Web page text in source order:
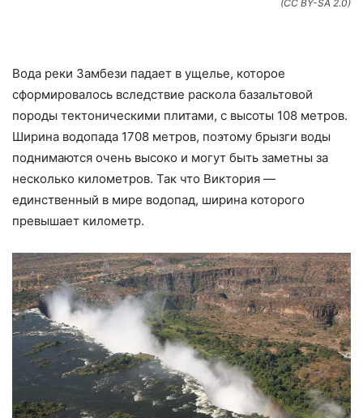
(CC BY-SA 2.0)
Вода реки Замбези падает в ущелье, которое
сформировалось вследствие раскола базальтовой
породы тектоническими плитами, с высоты 108 метров.
Ширина водопада 1708 метров, поэтому брызги воды
поднимаются очень высоко и могут быть заметны за
несколько километров. Так что Виктория —
единственный в мире водопад, ширина которого
превышает километр.